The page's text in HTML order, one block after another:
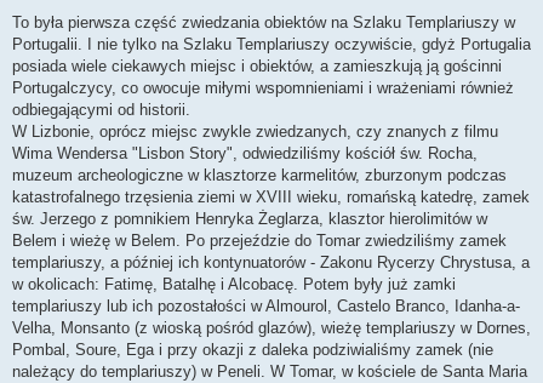
s
To była pierwsza część zwiedzania obiektów na Szlaku Templariuszy w
Portugalii. I nie tylko na Szlaku Templariuszy oczywiście, gdyż Portugalia
posiada wiele ciekawych miejsc i obiektów, a zamieszkują ją gościnni
Portugalczycy, co owocuje miłymi wspomnieniami i wrażeniami również
odbiegającymi od historii.
W Lizbonie, oprócz miejsc zwykle zwiedzanych, czy znanych z filmu
Wima Wendersa "Lisbon Story", odwiedziliśmy kościół św. Rocha,
muzeum archeologiczne w klasztorze karmelitów, zburzonym podczas
katastrofalnego trzęsienia ziemi w XVIII wieku, romańską katedrę, zamek
św. Jerzego z pomnikiem Henryka Żeglarza, klasztor hierolimitów w
Belem i wieżę w Belem. Po przejeździe do Tomar zwiedziliśmy zamek
templariuszy, a później ich kontynuatorów - Zakonu Rycerzy Chrystusa, a
w okolicach: Fatimę, Batalhę i Alcobacę. Potem były już zamki
templariuszy lub ich pozostałości w Almourol, Castelo Branco, Idanha-a-
Velha, Monsanto (z wioską pośród glazów), wieżę templariuszy w Dornes,
Pombal, Soure, Ega i przy okazji z daleka podziwialiśmy zamek (nie
należący do templariuszy) w Peneli. W Tomar, w kościele de Santa Maria